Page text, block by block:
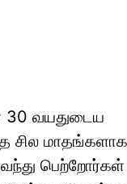
30 வயதுடைய
சில மாதங்களாக
பெற்றோர்கள்